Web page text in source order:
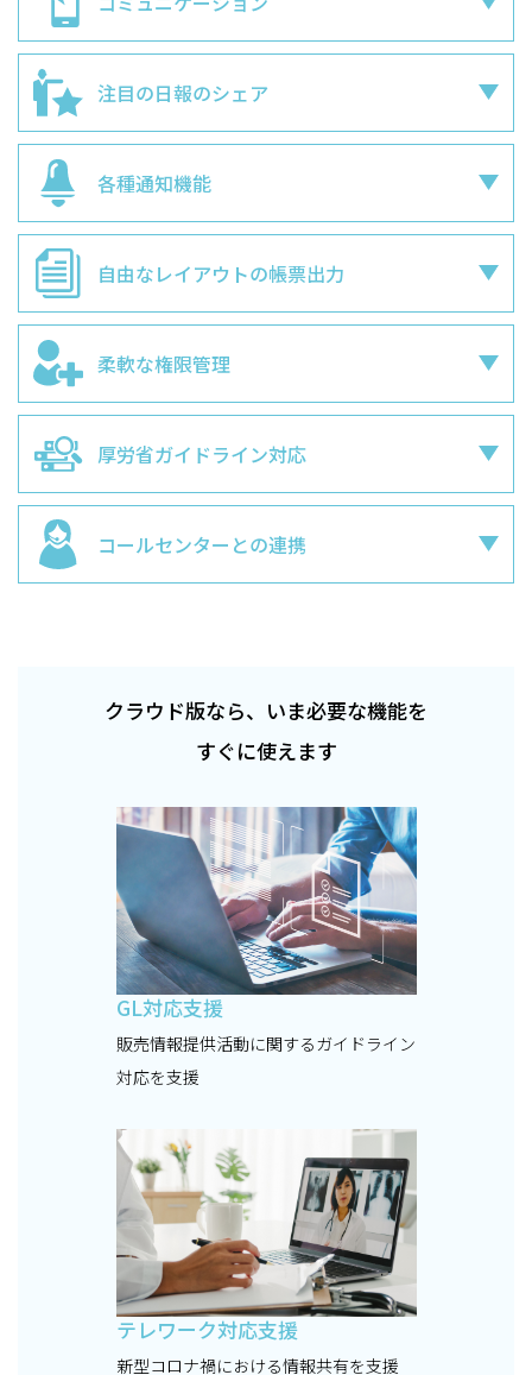
注目の日報のシェア
各種通知機能
自由なレイアウトの帳票出力
柔軟な権限管理
厚労省ガイドライン対応
コールセンターとの連携
クラウド版なら、いま必要な機能を
すぐに使えます
GL対応支援
販売情報提供活動に関するガイドライン
対応を支援
テレワーク対応支援
新型コロナ禍における情報共有を支援